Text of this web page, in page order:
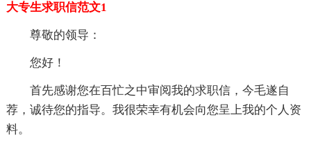
大专生求职信范文1
尊敬的领导：
您好！
首先感谢您在百忙之中审阅我的求职信，今毛遂自
荐，诚待您的指导。我很荣幸有机会向您呈上我的个人资
料。